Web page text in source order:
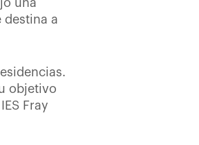
una
destina a
objetivo
Fray